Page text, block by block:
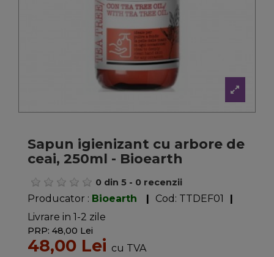
Sapun igienizant cu arbore de
ceai, 250ml - Bioearth
0din 5- 0 recenzii
Producator : Bioearth Cod: TTDEF01
Livrare in 1-2 zile
PRP: 48,00 Lei
48,00 Lei cu TVA